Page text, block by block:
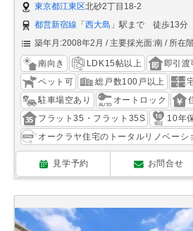
東京都江東区北砂2丁目18-2
都営新宿線 「 西大島 」駅まで 徒歩13分
築年月:2008年2月
主要採光面:南 所在
南向き LDK15帖以上 即引渡
ペット可
総戸数100戸以上
駐車場空あり
オートロック
フラット35・フラット35S
10年
オークラヤ住宅のトータルリノベーシ
見学予約 お問合せ